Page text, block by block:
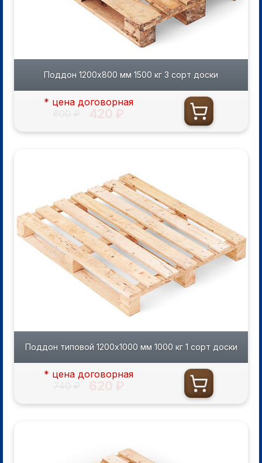
Поддон 1200х800 мм 1500 кг 3 сорт доски
* цена договорная
Поддон типовой 1200х1000 мм 1000 кг 1 сорт доски
* цена договорная